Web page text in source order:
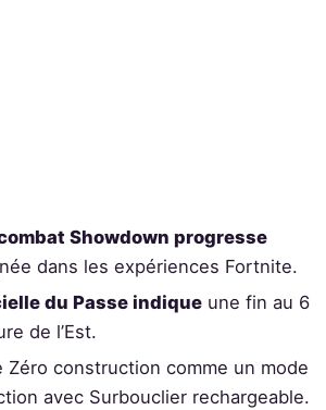
Showdown progresse
dans les expériences Fortnite.
du Passe indique une fin au 6
de l’Est.
Zéro construction comme un mode
avec Surbouclier rechargeable.